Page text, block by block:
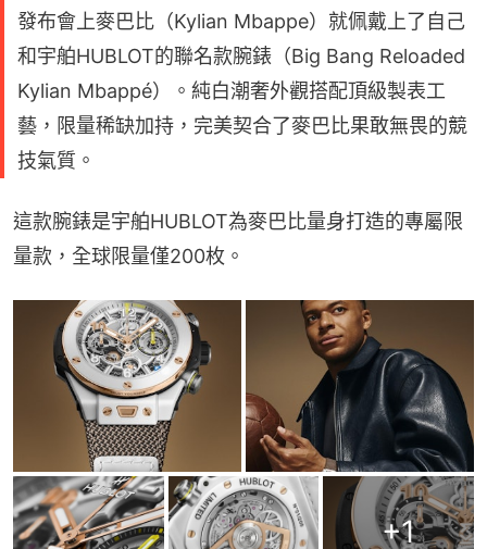
發布會上麥巴比（Kylian Mbappe）就佩戴上了自己
和宇舶HUBLOT的聯名款腕錶（Big Bang Reloaded
Kylian Mbappé）。純白潮奢外觀搭配頂級製表工
藝，限量稀缺加持，完美契合了麥巴比果敢無畏的競
技氣質。
這款腕錶是宇舶HUBLOT為麥巴比量身打造的專屬限
量款，全球限量僅200枚。
+1